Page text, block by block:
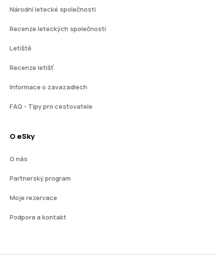
Národní letecké společnosti
Recenze leteckých společností
Letiště
Recenze letišť
Informace o zavazadlech
FAQ - Tipy pro cestovatele
O eSky
O nás
Partnerský program
Moje rezervace
Podpora a kontakt